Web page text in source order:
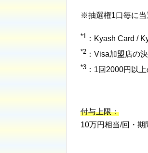
※抽選権1口毎に当
*1 ：Kyash Card /
*2 ：Visa加盟店の
*3 ：1回2000円以
付与上限：
10万円相当/回・期